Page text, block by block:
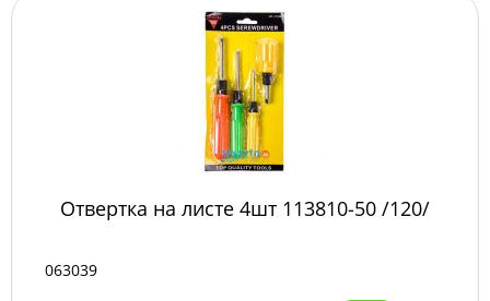
Отвертка на листе 4шт 113810-50 /120/
063039